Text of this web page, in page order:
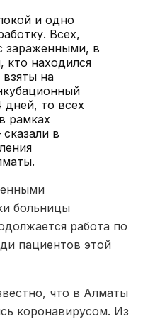
и одно
Всех,
зараженными, в
кто находился
взяты на
дней, то всех
рамках
в
больницы
работа по
пациентов этой
что в Алматы
коронавирусом. Из